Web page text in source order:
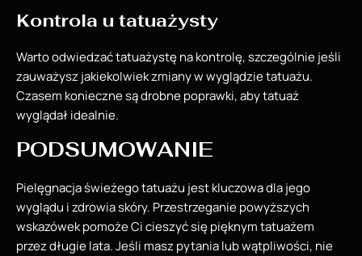
Kontrola u tatuażysty
Warto odwiedzać tatuażystę na kontrolę, szczególnie jeśli
zauważysz jakiekolwiek zmiany w wyglądzie tatuażu.
Czasem konieczne są drobne poprawki, aby tatuaż
wyglądał idealnie.
PODSUMOWANIE
Pielęgnacja świeżego tatuażu jest kluczowa dla jego
wyglądu i zdrowia skóry. Przestrzeganie powyższych
wskazówek pomoże Ci cieszyć się pięknym tatuażem
przez długie lata. Jeśli masz pytania lub wątpliwości, nie